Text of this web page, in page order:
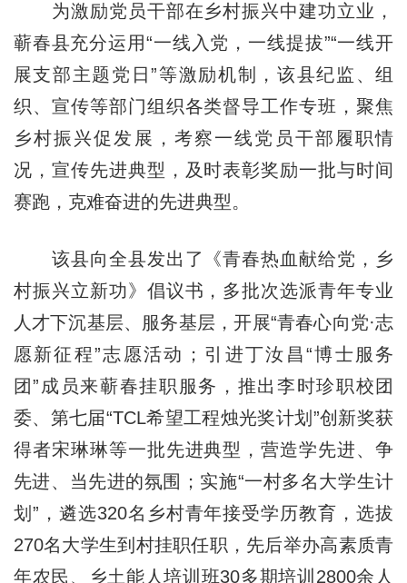
为激励党员干部在乡村振兴中建功立业，
蕲春县充分运用“一线入党，一线提拔”“一线开
展支部主题党日”等激励机制，该县纪监、组
织、宣传等部门组织各类督导工作专班，聚焦
乡村振兴促发展，考察一线党员干部履职情
况，宣传先进典型，及时表彰奖励一批与时间
赛跑，克难奋进的先进典型。
该县向全县发出了《青春热血献给党，乡
村振兴立新功》倡议书，多批次选派青年专业
人才下沉基层、服务基层，开展“青春心向党·志
愿新征程”志愿活动；引进丁汝昌“博士服务
团”成员来蕲春挂职服务，推出李时珍职校团
委、第七届“TCL希望工程烛光奖计划”创新奖获
得者宋琳琳等一批先进典型，营造学先进、争
先进、当先进的氛围；实施“一村多名大学生计
划”，遴选320名乡村青年接受学历教育，选拔
270名大学生到村挂职任职，先后举办高素质青
年农民、乡土能人培训班30多期培训2800余人